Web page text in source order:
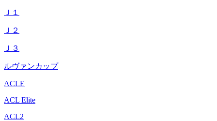
Ｊ１
Ｊ２
Ｊ３
ルヴァンカップ
ACLE
ACL Elite
ACL2